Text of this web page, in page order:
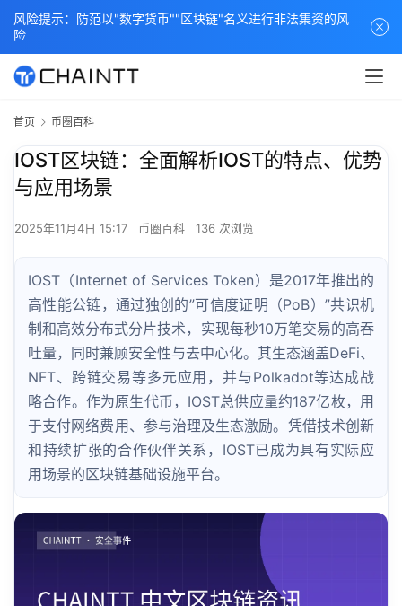
首页 币圈百科
IOST区块链：全面解析IOST的特点、优势
与应用场景
2025年11月4日 15:17 币圈百科 136 次浏览
IOST（Internet of Services Token）是2017年推出的
高性能公链，通过独创的”可信度证明（PoB）”共识机
制和高效分布式分片技术，实现每秒10万笔交易的高吞
吐量，同时兼顾安全性与去中心化。其生态涵盖DeFi、
NFT、跨链交易等多元应用，并与Polkadot等达成战
略合作。作为原生代币，IOST总供应量约187亿枚，用
于支付网络费用、参与治理及生态激励。凭借技术创新
和持续扩张的合作伙伴关系，IOST已成为具有实际应
用场景的区块链基础设施平台。
风险提示：防范以"数字货币""区块链"名义进行非法集资的风
险